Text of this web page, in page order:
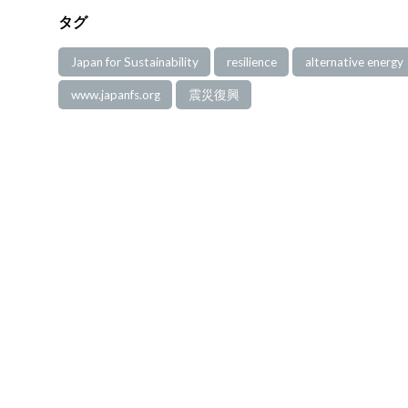
タグ
Japan for Sustainability resilience alternative energy
www.japanfs.org 震災復興